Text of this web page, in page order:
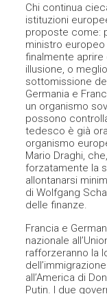
Chi continua
istituzioni
proposte come:
ministro
finalmente aprire
illusione, o
sottomissione
Germania e
un organismo
possono
tedesco è già
organismo
Mario Draghi,
forzatamente la
allontanarsi
di Wolfgang
delle finanze.
Francia e
nazionale
rafforzeranno la
all’America di
Putin. I due